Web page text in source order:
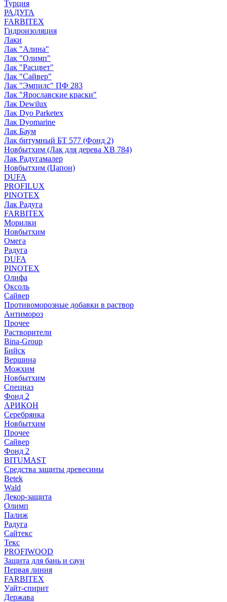
Турция
РАДУГА
FARBITEX
Гидроизоляция
Лаки
Лак "Алина"
Лак "Олимп"
Лак "Расцвет"
Лак "Сайвер"
Лак "Эмпилс" ПФ 283
Лак "Ярославские краски"
Лак Dewilux
Лак Dyo Parketex
Лак Dyomarine
Лак Баум
Лак битумный БТ 577 (Фонд 2)
Новбытхим (Лак для дерева ХВ 784)
Лак Радугамалер
Новбытхим (Цапон)
DUFA
PROFILUX
PINOTEX
Лак Радуга
FARBITEX
Морилки
Новбытхим
Омега
Радуга
DUFA
PINOTEX
Олифа
Оксоль
Сайвер
Противоморозные добавки в раствор
Антимороз
Прочее
Растворители
Bina-Group
Бийск
Вершина
Можхим
Новбытхим
Спецназ
Фонд 2
АРИКОН
Серебрянка
Новбытхим
Прочее
Сайвер
Фонд 2
BITUMAST
Средства защиты древесины
Betek
Wald
Декор-защита
Олимп
Палиж
Радуга
Сайтекс
Текс
PROFIWOOD
Защита для бань и саун
Первая линия
FARBITEX
Уайт-спирит
Держава